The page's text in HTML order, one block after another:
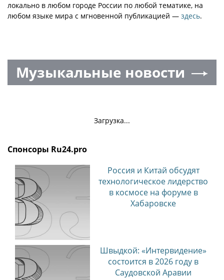
локально в любом городе России по любой тематике, на
любом языке мира с мгновенной публикацией — здесь.
Музыкальные новости
Загрузка...
Спонсоры Ru24.pro
Россия и Китай обсудят
технологическое лидерство
в космосе на форуме в
Хабаровске
Швыдкой: «Интервидение»
состоится в 2026 году в
Саудовской Аравии